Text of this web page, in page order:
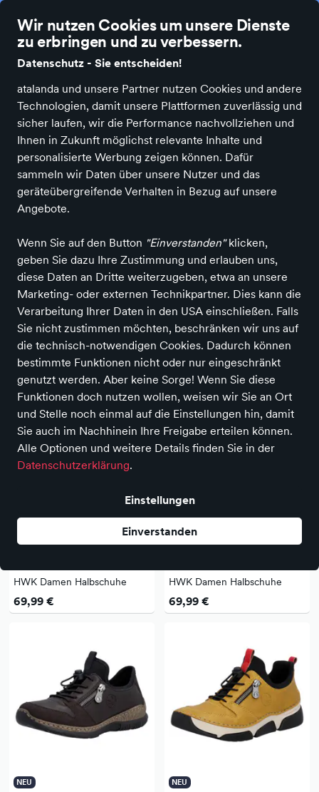
Wir nutzen Cookies um unsere Dienste
zu erbringen und zu verbessern.
Datenschutz - Sie entscheiden!
atalanda und unsere Partner nutzen Cookies und andere
Technologien, damit unsere Plattformen zuverlässig und
sicher laufen, wir die Performance nachvollziehen und
Ihnen in Zukunft möglichst relevante Inhalte und
personalisierte Werbung zeigen können. Dafür
sammeln wir Daten über unsere Nutzer und das
geräteübergreifende Verhalten in Bezug auf unsere
Angebote.
Wenn Sie auf den Button "Einverstanden"klicken,
geben Sie dazu Ihre Zustimmung und erlauben uns,
diese Daten an Dritte weiterzugeben, etwa an unsere
Marketing- oder externen Technikpartner. Dies kann die
Verarbeitung Ihrer Daten in den USA einschließen. Falls
Sie nicht zustimmen möchten, beschränken wir uns auf
die technisch-notwendigen Cookies. Dadurch können
bestimmte Funktionen nicht oder nur eingeschränkt
genutzt werden. Aber keine Sorge! Wenn Sie diese
Funktionen doch nutzen wollen, weisen wir Sie an Ort
und Stelle noch einmal auf die Einstellungen hin, damit
Sie auch im Nachhinein Ihre Freigabe erteilen können.
Alle Optionen und weitere Details finden Sie in der
Datenschutzerklärung.
Einstellungen
Einverstanden
Alle Kategorien Neuheiten Angebote Bücher & Medien
Einkaufen in Deutschland
Fashion &
Accessoires
Schuhe Schnürschuhe Komfort Schnürschuhe
Komfort-Schnürschuhe 2026
Shop
ALLE FILTER
Marken Farbe Größe
59 Produkte
NEU
HWK Damen Halbschuhe
69,99 €
NEU
HWK Damen Halbschuhe
69,99 €
NEU NEU